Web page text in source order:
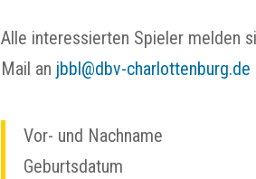
Alle interessierten Spieler melden
Mail an jbbl@dbv-charlottenburg.de
Vor- und Nachname
Geburtsdatum